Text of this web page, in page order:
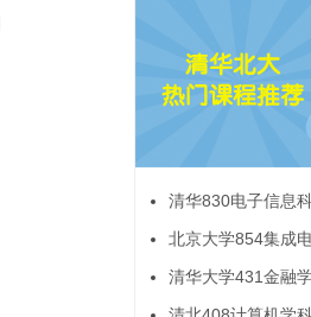
清华830电子信息
北京大学854集成
清华大学431金融